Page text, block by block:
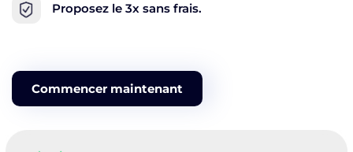
Proposez le 3x sans frais.
Commencer maintenant